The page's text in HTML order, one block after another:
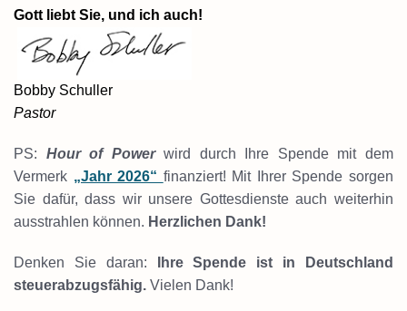
Gott liebt Sie, und ich auch!
Bobby Schuller
Pastor
PS: Hour of Powerwird durch Ihre Spende mit dem
Vermerk „Jahr 2026“ finanziert! Mit Ihrer Spende sorgen
Sie dafür, dass wir unsere Gottesdienste auch weiterhin
ausstrahlen können. Herzlichen Dank!
Denken Sie daran:
Ihre Spende ist in Deutschland
steuerabzugsfähig. Vielen Dank!